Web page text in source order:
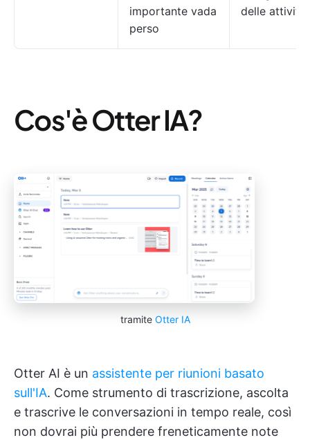
importante vada
perso
delle attività
Cos'è Otter IA?
tramite Otter IA
Otter AI è un assistente per riunioni basato
sull'IA. Come strumento di trascrizione, ascolta
e trascrive le conversazioni in tempo reale, così
non dovrai più prendere freneticamente note